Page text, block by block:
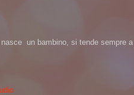
un bambino, si tende sempre